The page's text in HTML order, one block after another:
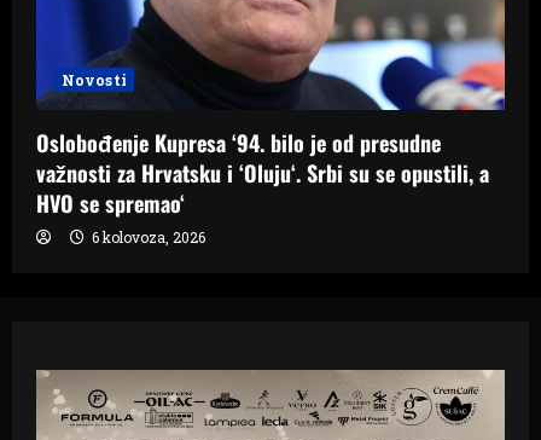
Novosti
Oslobođenje Kupresa ‘94. bilo je od presudne
važnosti za Hrvatsku i ‘Oluju‘. Srbi su se opustili, a
HVO se spremao‘
6 kolovoza, 2026